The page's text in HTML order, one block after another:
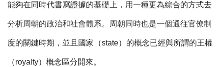
能夠在同時代書寫證據的基礎上，用一種更為綜合的方式去
分析周朝的政治和社會體系。周朝同時也是一個通往官僚制
度的關鍵時期，並且國家（state）的概念已經與所謂的王權
（royalty）概念區分開來。